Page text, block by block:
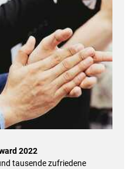
2022
tausende zufriedene